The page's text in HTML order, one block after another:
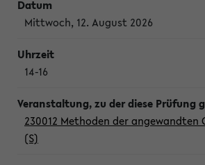
Mittwoch, 12. August 2026
14-16
230012 Methoden der
(S)